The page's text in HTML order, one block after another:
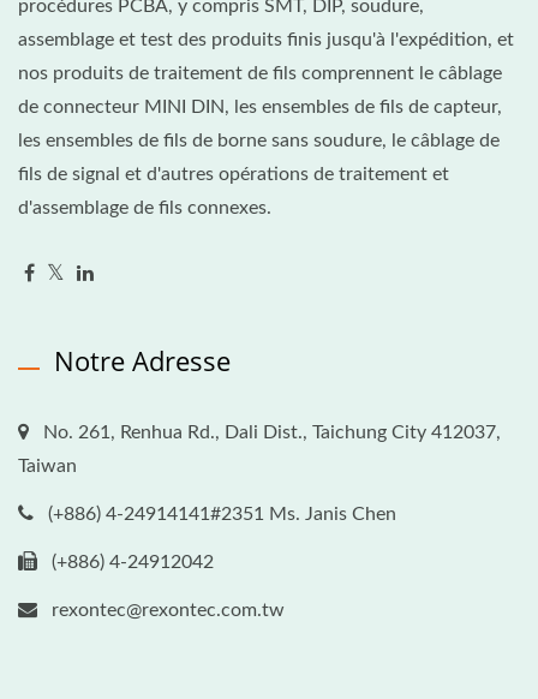
procédures PCBA, y compris SMT, DIP, soudure,
assemblage et test des produits finis jusqu'à l'expédition, et
nos produits de traitement de fils comprennent le câblage
de connecteur MINI DIN, les ensembles de fils de capteur,
les ensembles de fils de borne sans soudure, le câblage de
fils de signal et d'autres opérations de traitement et
d'assemblage de fils connexes.
Notre Adresse
No. 261, Renhua Rd., Dali Dist., Taichung City 412037,
Taiwan
(+886) 4-24914141#2351 Ms. Janis Chen
(+886) 4-24912042
rexontec@rexontec.com.tw